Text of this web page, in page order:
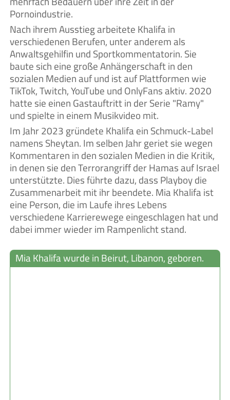
Pornoindustrie.
Nach ihrem Ausstieg arbeitete Khalifa in
verschiedenen Berufen, unter anderem als
Anwaltsgehilfin und Sportkommentatorin. Sie
baute sich eine große Anhängerschaft in den
sozialen Medien auf und ist auf Plattformen wie
TikTok, Twitch, YouTube und OnlyFans aktiv. 2020
hatte sie einen Gastauftritt in der Serie "Ramy"
und spielte in einem Musikvideo mit.
Im Jahr 2023 gründete Khalifa ein Schmuck-Label
namens Sheytan. Im selben Jahr geriet sie wegen
Kommentaren in den sozialen Medien in die Kritik,
in denen sie den Terrorangriff der Hamas auf Israel
unterstützte. Dies führte dazu, dass Playboy die
Zusammenarbeit mit ihr beendete. Mia Khalifa ist
eine Person, die im Laufe ihres Lebens
verschiedene Karrierewege eingeschlagen hat und
dabei immer wieder im Rampenlicht stand.
Mia Khalifa wurde in Beirut, Libanon, geboren.